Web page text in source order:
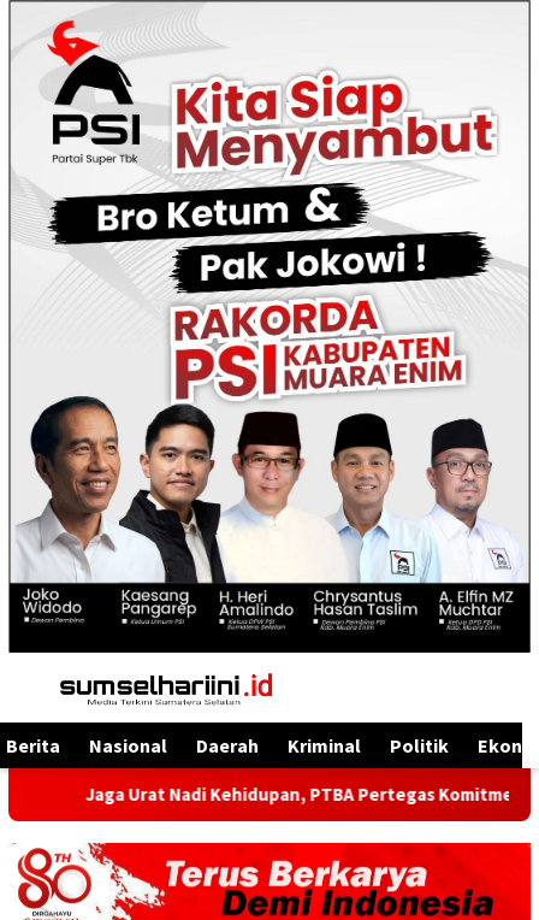
Menu
Mobile
Berita Nasional Daerah Kriminal Politik
Urat Nadi Kehidupan, PTBA Pertegas Komitmen